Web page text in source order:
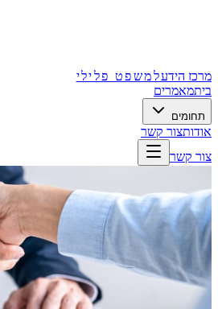
מרכז הידעלמשפט פלילי
ביתמאמרים
תחומים
אודותצור קשר
צור קשר